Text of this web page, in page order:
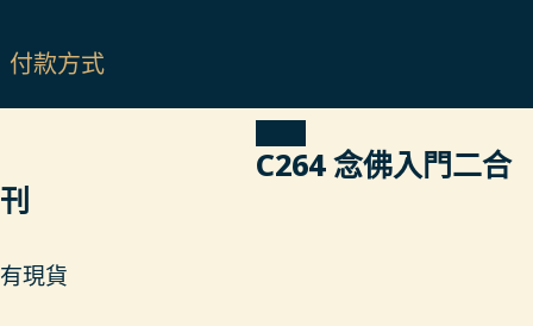
付款方式
C264 念佛入門二合
刊
有現貨